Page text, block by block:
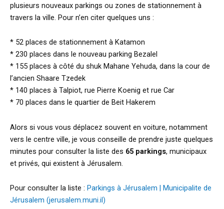
plusieurs nouveaux parkings ou zones de stationnement à
travers la ville. Pour n’en citer quelques uns :
* 52 places de stationnement à Katamon
* 230 places dans le nouveau parking Bezalel
* 155 places à côté du shuk Mahane Yehuda, dans la cour de
l’ancien Shaare Tzedek
* 140 places à Talpiot, rue Pierre Koenig et rue Car
* 70 places dans le quartier de Beit Hakerem
Alors si vous vous déplacez souvent en voiture, notamment
vers le centre ville, je vous conseille de prendre juste quelques
minutes pour consulter la liste des 65 parkings, municipaux
et privés, qui existent à Jérusalem.
Pour consulter la liste : Parkings à Jérusalem | Municipalite de
Jérusalem (jerusalem.muni.il)